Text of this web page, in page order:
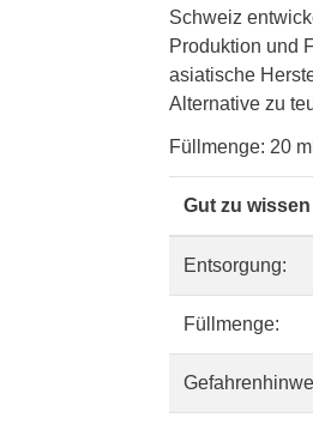
Schweiz
Produktion und
asiatische
Alternative zu
Füllmenge: 20
Gut zu wissen
Entsorgung:
Füllmenge: